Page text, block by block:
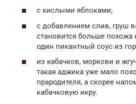
с кислыми яблоками;
с добавлением слив, груш
становится больше
один пикантный соус из
из кабачков, моркови и
такая аджика уже мало
прародителя, а скорее
кабачковую икру.